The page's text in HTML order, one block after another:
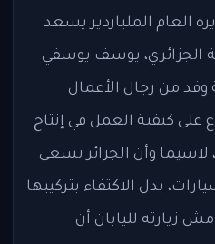
العام الملياردير يسعد
الجزائري، يوسف يوسفي
وفد من رجال الأعمال
على كيفية العمل في إنتاج
وأن الجزائر تسعى
بدل الاكتفاء بتركيبها
زيارته لليابان أن